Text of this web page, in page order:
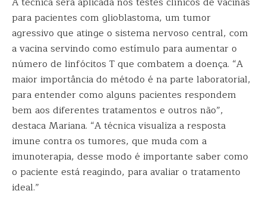
para pacientes com glioblastoma, um tumor
agressivo que atinge o sistema nervoso central, com
a vacina servindo como estímulo para aumentar o
número de linfócitos T que combatem a doença. “A
maior importância do método é na parte laboratorial,
para entender como alguns pacientes respondem
bem aos diferentes tratamentos e outros não”,
destaca Mariana. “A técnica visualiza a resposta
imune contra os tumores, que muda com a
imunoterapia, desse modo é importante saber como
o paciente está reagindo, para avaliar o tratamento
ideal.”